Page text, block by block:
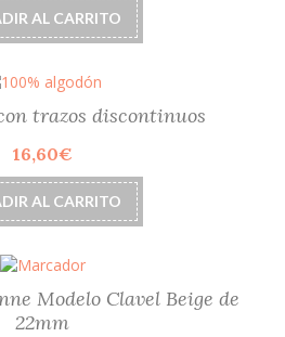
AL CARRITO
trazos discontinuos
16,60€
AL CARRITO
Modelo Clavel Beige de
22mm